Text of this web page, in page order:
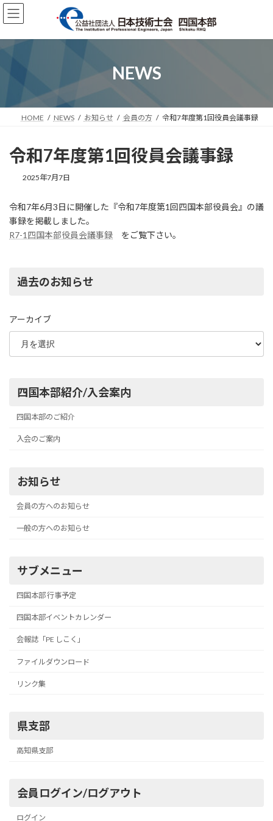
コ
ン
ン
ナ
ビ
ー
NEWS
HOME NEWS お知らせ 会員の方 令和7年度第1回役員会議事録
令和7年度第1回役員会議事録
2025年7月7日
令和7年6月3日に開催した『令和7年度第1回四国本部役員会』の議
事録を掲載しました。
R7-1四国本部役員会議事録 をご覧下さい。
過去のお知らせ
アーカイブ
四国本部紹介/入会案内
四国本部のご紹介
入会のご案内
お知らせ
会員の方へのお知らせ
一般の方へのお知らせ
サブメニュー
四国本部 行事予定
四国本部イベントカレンダー
会報誌「PE しこく」
ファイルダウンロード
リンク集
県支部
高知県支部
会員ログイン/ログアウト
ログイン